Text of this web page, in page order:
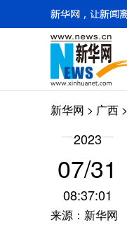
新华网 > 广西
2023
07/31
08:37:01
来源：新华网